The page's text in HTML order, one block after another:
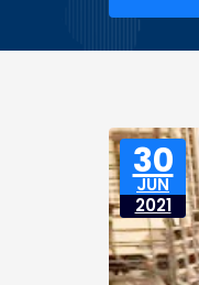
30
JUN
2021